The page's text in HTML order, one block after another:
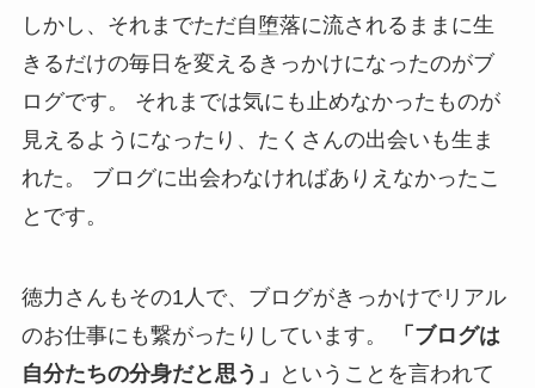
しかし、それまでただ自堕落に流されるままに生
きるだけの毎日を変えるきっかけになったのがブ
ログです。 それまでは気にも止めなかったものが
見えるようになったり、たくさんの出会いも生ま
れた。 ブログに出会わなければありえなかったこ
とです。
徳力さんもその1人で、ブログがきっかけでリアル
のお仕事にも繋がったりしています。
「ブログは
自分たちの分身だと思う」
ということを言われて